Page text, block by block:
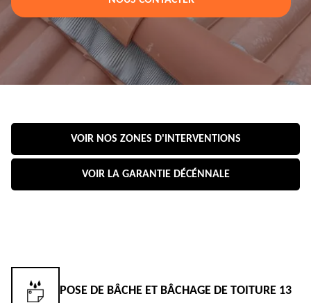
VOIR NOS ZONES D'INTERVENTIONS
VOIR LA GARANTIE DÉCÉNNALE
POSE DE BÂCHE ET BÂCHAGE DE TOITURE 13